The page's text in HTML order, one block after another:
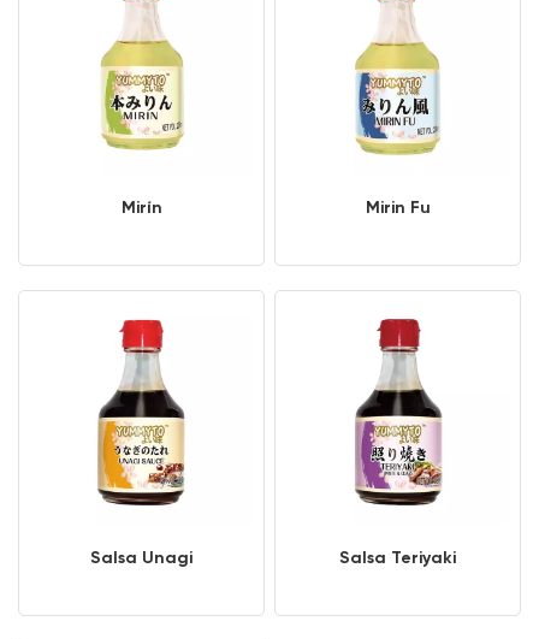
Mirín Mirin Fu
Salsa Unagi Salsa Teriyaki